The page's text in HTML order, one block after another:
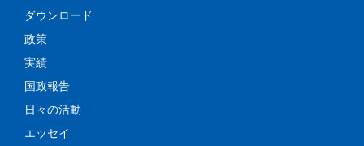
ダウンロード
政策
実績
国政報告
日々の活動
エッセイ